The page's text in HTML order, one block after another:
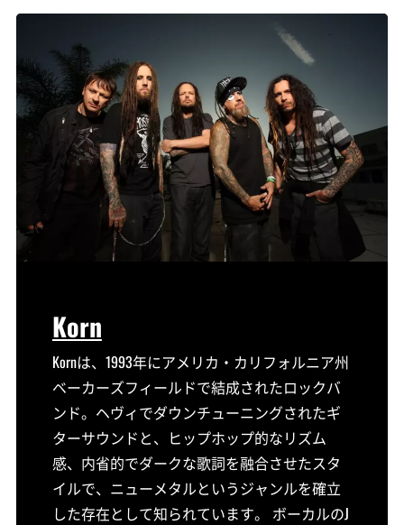
Korn
Kornは、1993年にアメリカ・カリフォルニア州
ベーカーズフィールドで結成されたロックバ
ンド。ヘヴィでダウンチューニングされたギ
ターサウンドと、ヒップホップ的なリズム
感、内省的でダークな歌詞を融合させたスタ
イルで、ニューメタルというジャンルを確立
した存在として知られています。 ボーカルのJ